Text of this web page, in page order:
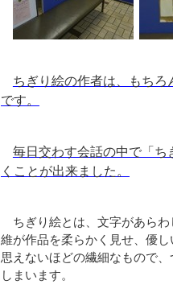
ちぎり絵の作者は、もち
です。
毎日交わす会話の中で「
くことが出来ました。
ちぎり絵とは、文字があら
維が作品を柔らかく見せ、優
思えないほどの繊細なもので
しまいます。